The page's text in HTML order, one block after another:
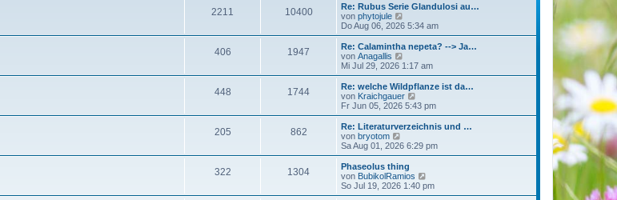
2211 10400
Re: Rubus Serie Glandulosi au…
von phytojule
e
u
e
t
r
B
e
i
r
g
Do Aug 06, 2026 5:34 am
406 1947
Re: Calamintha nepeta? --> Ja…
von Anagallis
e
u
e
s
t
B
e
i
r
a
g
Mi Jul 29, 2026 1:17 am
448 1744
Re: welche Wildpflanze ist da…
von Kraichgauer
e
u
e
t
B
e
i
Fr Jun 05, 2026 5:43 pm
205 862
Re: Literaturverzeichnis und …
von bryotom
e
u
e
s
Sa Aug 01, 2026 6:29 pm
322 1304
Phaseolus thing
von BubikolRamios
e
u
So Jul 19, 2026 1:40 pm